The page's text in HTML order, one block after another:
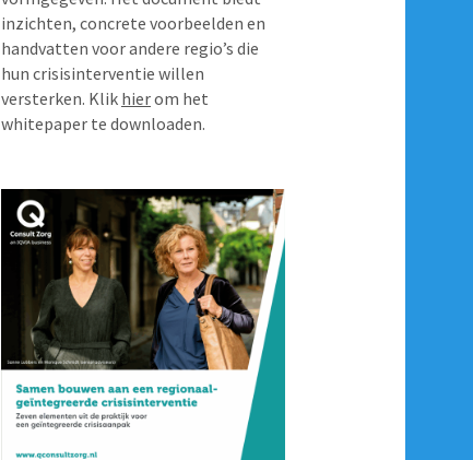
inzichten, concrete voorbeelden en
handvatten voor andere regio’s die
hun crisisinterventie willen
versterken. Klik hierom het
whitepaper te downloaden.